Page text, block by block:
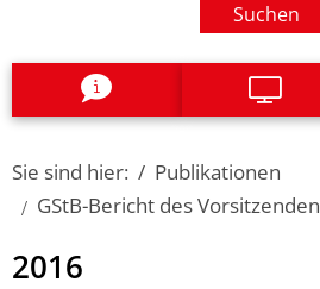
Suchen
Sie sind hier:
Publikationen
GStB-Bericht des Vorsitzenden
2016